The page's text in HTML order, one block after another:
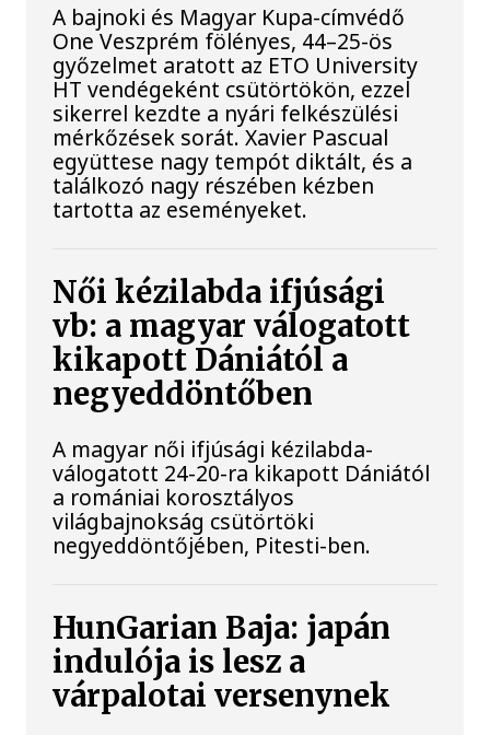
A bajnoki és Magyar Kupa-címvédő
One Veszprém fölényes, 44–25-ös
győzelmet aratott az ETO University
HT vendégeként csütörtökön, ezzel
sikerrel kezdte a nyári felkészülési
mérkőzések sorát. Xavier Pascual
együttese nagy tempót diktált, és a
találkozó nagy részében kézben
tartotta az eseményeket.
Női kézilabda ifjúsági
vb: a magyar válogatott
kikapott Dániától a
negyeddöntőben
A magyar női ifjúsági kézilabda-
válogatott 24-20-ra kikapott Dániától
a romániai korosztályos
világbajnokság csütörtöki
negyeddöntőjében, Pitesti-ben.
HunGarian Baja: japán
indulója is lesz a
várpalotai versenynek